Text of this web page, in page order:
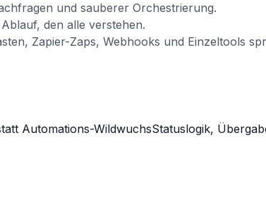
und sauberer Orchestrierung.
den alle verstehen.
Zapier-Zaps, Webhooks und Einzeltools
Automations-WildwuchsStatuslogik,